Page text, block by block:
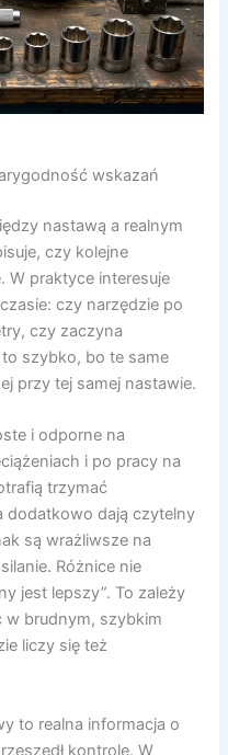
wskazań
nastawą a realnym
czy kolejne
W praktyce interesuje
czy narzędzie po
czy zaczyna
to szybko, bo te same
przy tej samej nastawie.
i odporne na
i po pracy na
trzymać
dodatkowo dają czytelny
są wrażliwsze na
Różnice nie
jest lepszy”. To zależy
w brudnym, szybkim
liczy się też
to realna informacja o
kontrolę. W